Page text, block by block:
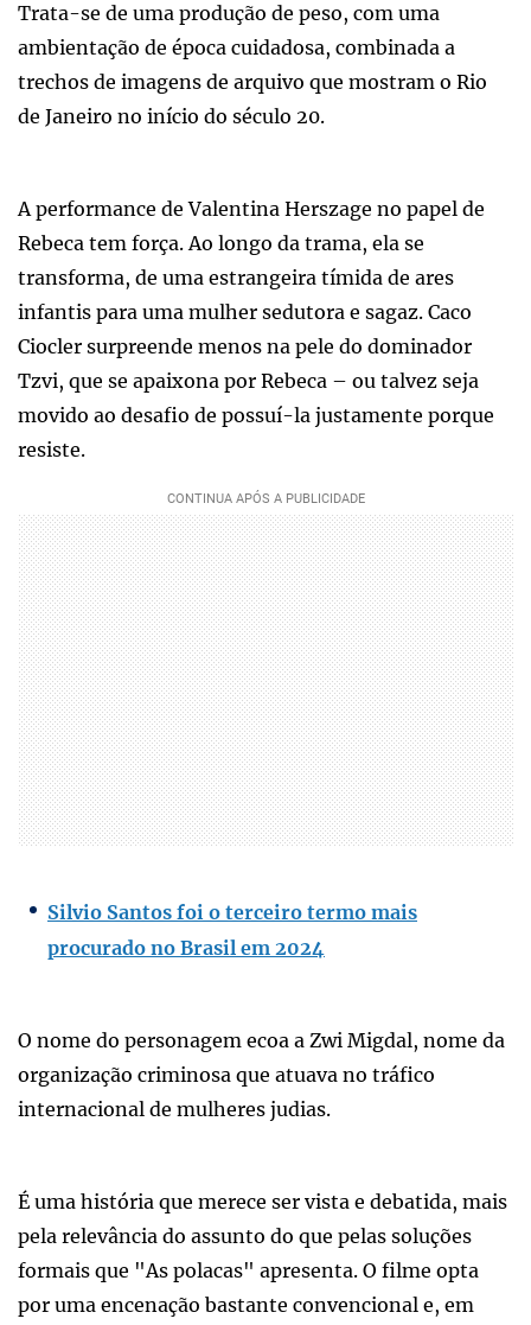
Trata-se de uma produção de peso, com uma
ambientação de época cuidadosa, combinada a
trechos de imagens de arquivo que mostram o Rio
de Janeiro no início do século 20.
A performance de Valentina Herszage no papel de
Rebeca tem força. Ao longo da trama, ela se
transforma, de uma estrangeira tímida de ares
infantis para uma mulher sedutora e sagaz. Caco
Ciocler surpreende menos na pele do dominador
Tzvi, que se apaixona por Rebeca – ou talvez seja
movido ao desafio de possuí-la justamente porque
resiste.
Silvio Santos foi o terceiro termo mais
procurado no Brasil em 2024
O nome do personagem ecoa a Zwi Migdal, nome da
organização criminosa que atuava no tráfico
internacional de mulheres judias.
É uma história que merece ser vista e debatida, mais
pela relevância do assunto do que pelas soluções
formais que "As polacas" apresenta. O filme opta
por uma encenação bastante convencional e, em